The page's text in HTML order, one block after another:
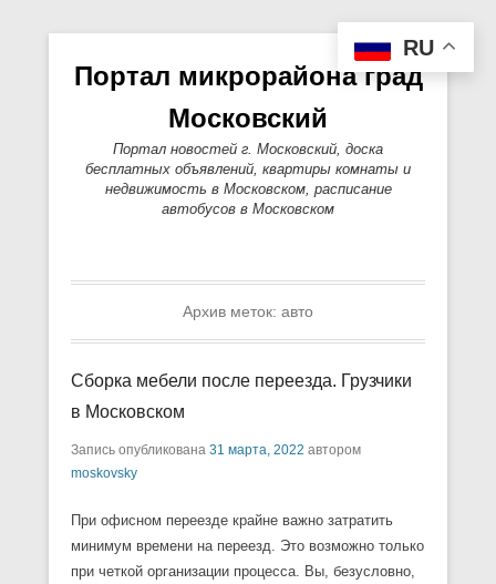
Портал микрорайона град
Московский
Портал новостей г. Московский, доска
бесплатных объявлений, квартиры комнаты и
недвижимость в Московском, расписание
автобусов в Московском
Архив меток: авто
Сборка мебели после переезда. Грузчики
в Московском
Запись опубликована 31 марта, 2022 автором
moskovsky
При офисном переезде крайне важно затратить
минимум времени на переезд. Это возможно только
при четкой организации процесса. Вы, безусловно,
RU